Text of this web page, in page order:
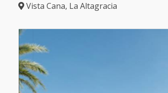
Vista Cana, La Altagracia